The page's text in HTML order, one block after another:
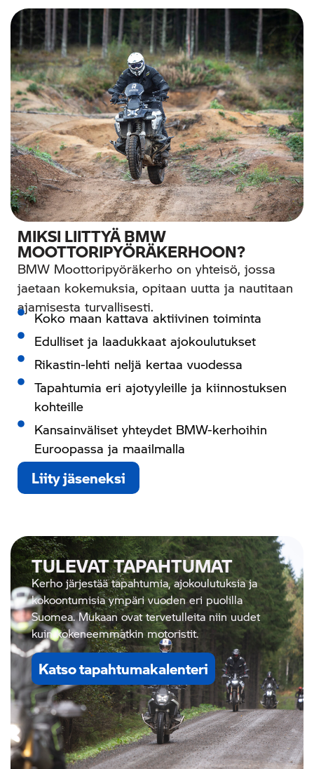
MIKSI LIITTYÄ BMW
MOOTTORIPYÖRÄKERHOON?
BMW Moottoripyöräkerho on yhteisö, jossa
jaetaan kokemuksia, opitaan uutta ja nautitaan
ajamisesta turvallisesti.
Koko maan kattava aktiivinen toiminta
Edulliset ja laadukkaat ajokoulutukset
Rikastin-lehti neljä kertaa vuodessa
Tapahtumia eri ajotyyleille ja kiinnostuksen
kohteille
Kansainväliset yhteydet BMW-kerhoihin
Euroopassa ja maailmalla
Liity jäseneksi
TULEVAT TAPAHTUMAT
Kerho järjestää tapahtumia, ajokoulutuksia ja
kokoontumisia ympäri vuoden eri puolilla
Suomea.Mukaan ovat tervetulleita niin uudet
kuin kokeneemmatkin motoristit.
Katso tapahtumakalenteri